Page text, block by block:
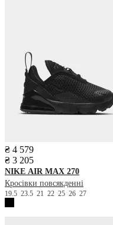
₴ 4 579
₴ 3 205
NIKE AIR MAX 270
Кросівки повсякденні
19.5 23.5 21 22 25 26 27